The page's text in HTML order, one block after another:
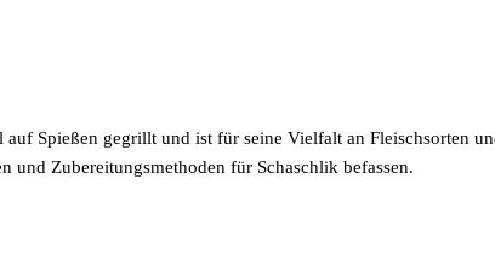
Spießen gegrillt und ist für seine Vielfalt an Fleischsorten
und Zubereitungsmethoden für Schaschlik befassen.